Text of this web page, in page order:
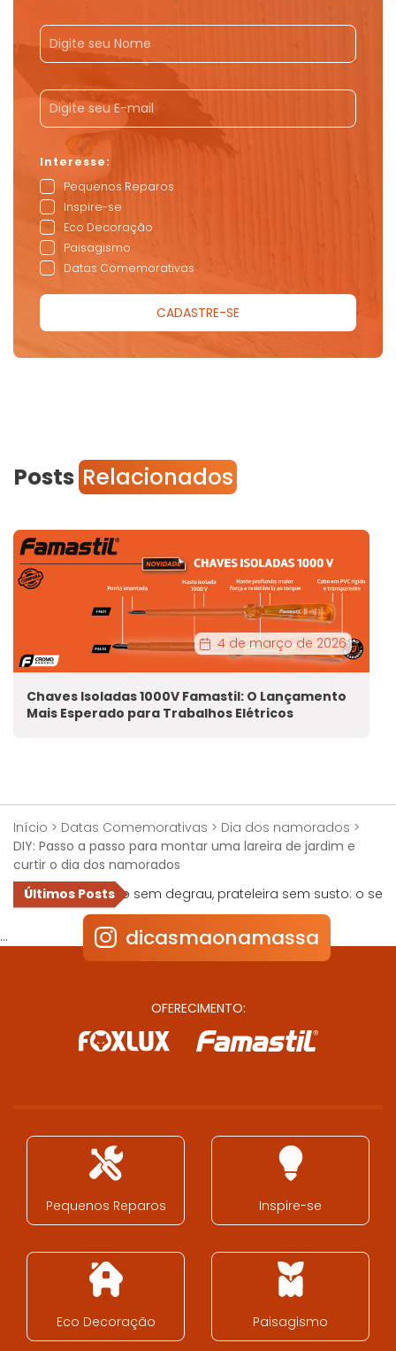
Pequenos Reparos
Inspire-se
Eco Decoração
Paisagismo
Datas Comemorativas
Posts Relacionados
4 de março de 2026
Chaves Isoladas 1000V Famastil: O Lançamento
Mais Esperado para Trabalhos Elétricos
Início > Datas Comemorativas > Dia dos namorados >
DIY: Passo a passo para montar uma lareira de jardim e
curtir o dia dos namorados
Piso sem degrau, prateleira sem susto: o segredo de
… dicasmaonamassa
OFERECIMENTO:
Pequenos Reparos Inspire-se
Eco Decoração Paisagismo